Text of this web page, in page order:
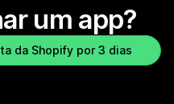
um app?
da Shopify por 3 dias